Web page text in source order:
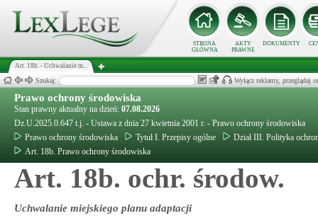
STRONA
GŁÓWNA
AKTY
PRAWNE
DOKUMENTY
Art. 18b. - Uchwalanie m...
Szukaj: Wyłącz reklamy, przeglądaj
Prawo ochrony środowiska
Stan prawny aktualny na dzień: 07.08.2026
Dz.U.2025.0.647 t.j. - Ustawa z dnia 27 kwietnia 2001 r. - Prawo ochrony środowiska
Prawo ochrony środowiska
Tytuł I. Przepisy ogólne
Dział III. Polityka
Art. 18b. Prawo ochrony środowiska
Art. 18b. ochr. środow.
Uchwalanie miejskiego planu adaptacji